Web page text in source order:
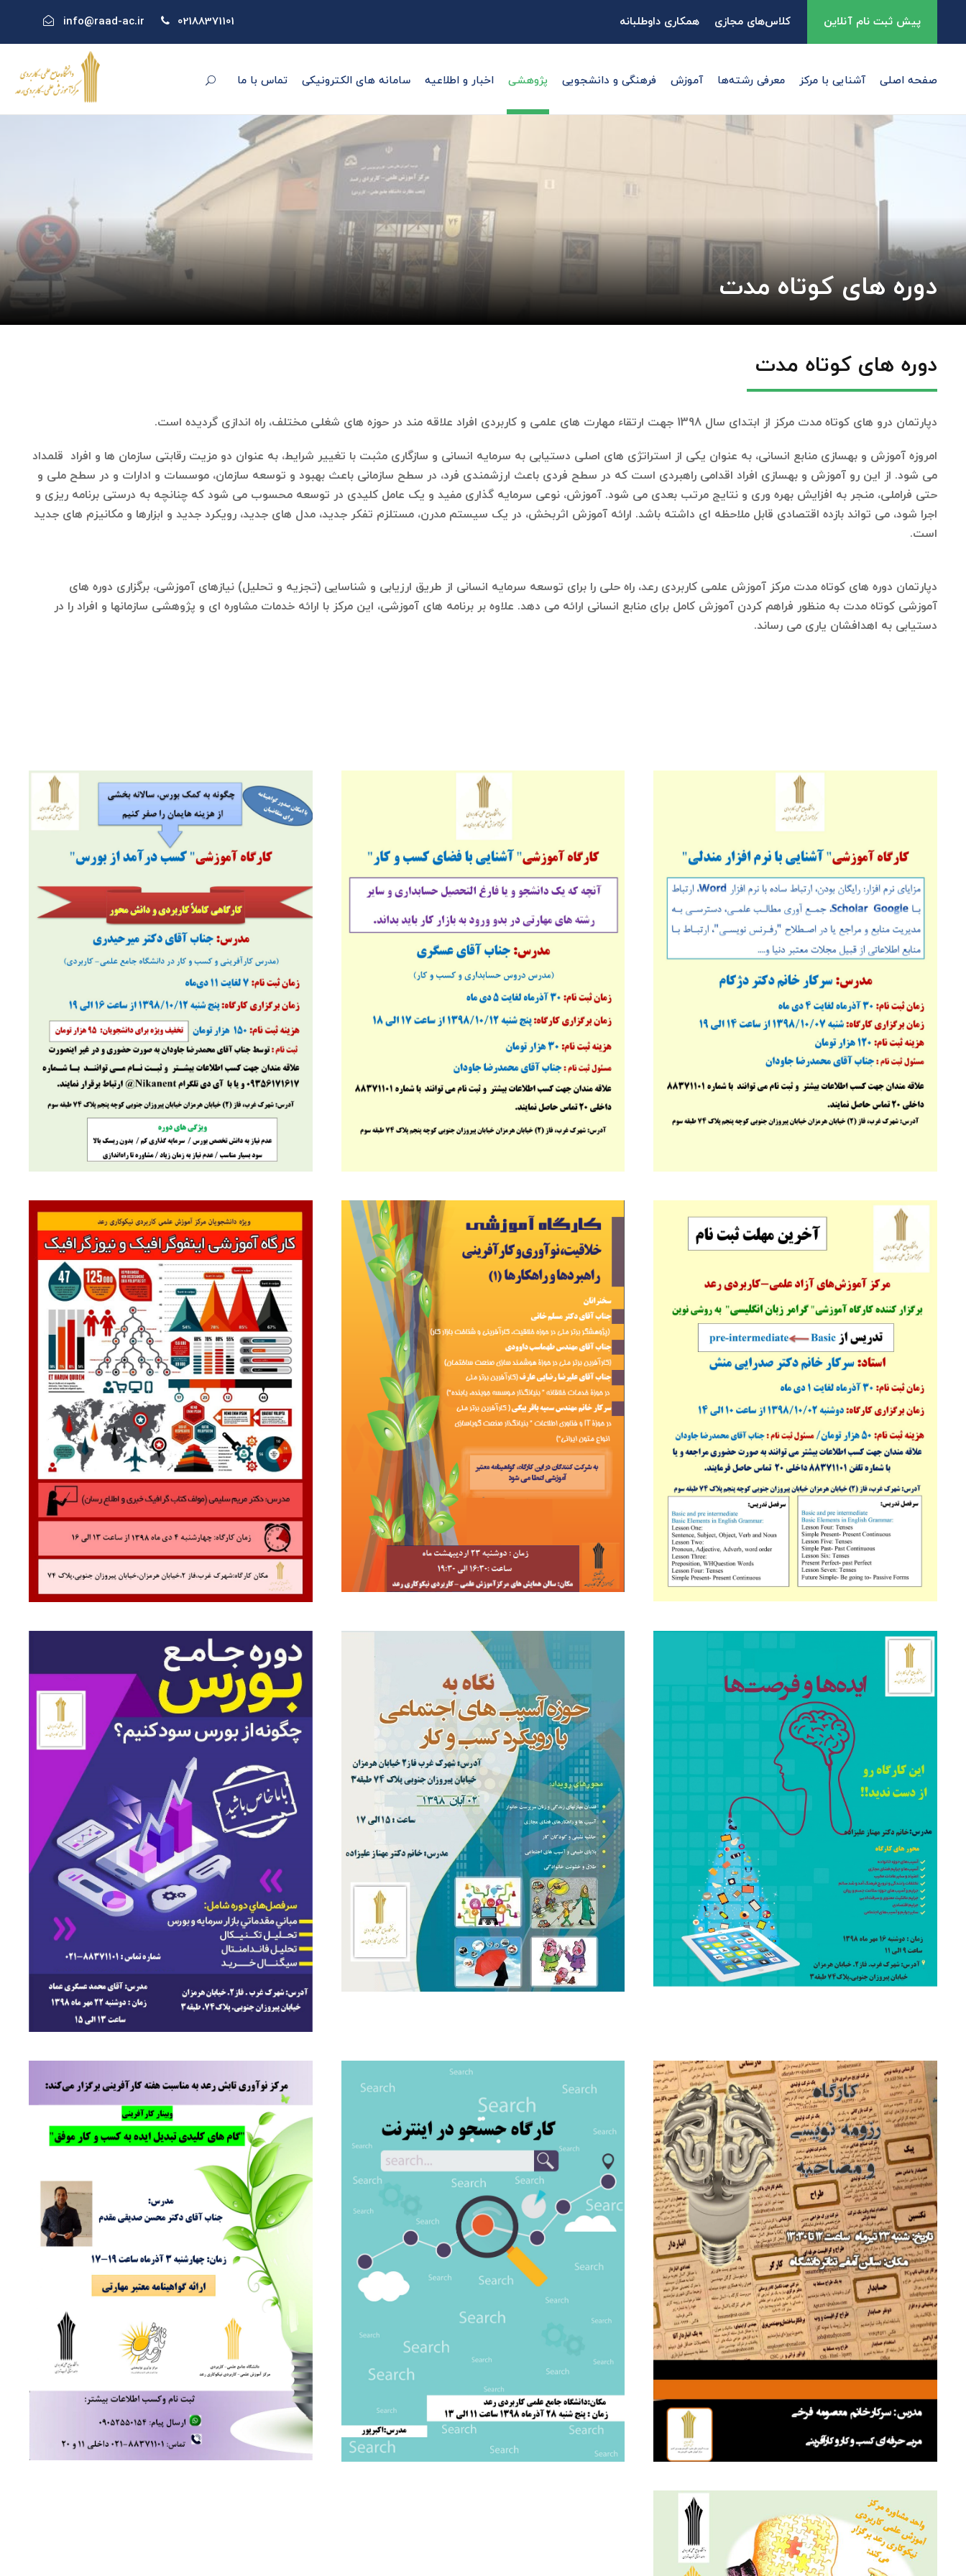
info@raad-ac.ir 02188371101 همکاری داوطلبانه کلاس‌های مجازی پیش ثبت نام آنلاین
صفحه اصلی آشنایی با مرکز معرفی رشته‌ها آموزش فرهنگی و دانشجویی پژوهشی اخبار و اطلاعیه سامانه های الکترونیکی تماس با ما
دوره های کوتاه مدت
دوره های کوتاه مدت
دپارتمان درو های کوتاه مدت مرکز از ابتدای سال 1398 جهت ارتقاء مهارت های علمی و کاربردی افراد علاقه مند در حوزه های شغلی مختلف، راه اندازی گردیده است.
امروزه آموزش و بهسازی منابع انسانی، به عنوان یکی از استراتژی های اصلی دستیابی به سرمایه انسانی و سازگاری مثبت با تغییر شرایط، به عنوان دو مزیت رقابتی سازمان ها و افراد قلمداد
می شود. از این رو آموزش و بهسازی افراد اقدامی راهبردی است که در سطح فردی باعث ارزشمندی فرد، در سطح سازمانی باعث بهبود و توسعه سازمان، موسسات و ادارات و در سطح ملی و
حتی فراملی، منجر به افزایش بهره وری و نتایج مرتب بعدی می شود. آموزش، نوعی سرمایه گذاری مفید و یک عامل کلیدی در توسعه محسوب می شود که چنانچه به درستی برنامه ریزی و
اجرا شود، می تواند بازده اقتصادی قابل ملاحظه ای داشته باشد. ارائه آموزش اثربخش، در یک سیستم مدرن، مستلزم تفکر جدید، مدل های جدید، رویکرد جدید و ابزارها و مکانیزم های جدید
است.
دپارتمان دوره های کوتاه مدت مرکز آموزش علمی کاربردی رعد، راه حلی را برای توسعه سرمایه انسانی از طریق ارزیابی و شناسایی (تجزیه و تحلیل) نیازهای آموزشی، برگزاری دوره های
آموزشی کوتاه مدت به منظور فراهم کردن آموزش کامل برای منابع انسانی ارائه می دهد. علاوه بر برنامه های آموزشی، این مرکز با ارائه خدمات مشاوره ای و پژوهشی سازمانها و افراد را در
دستیابی به اهدافشان یاری می رساند.